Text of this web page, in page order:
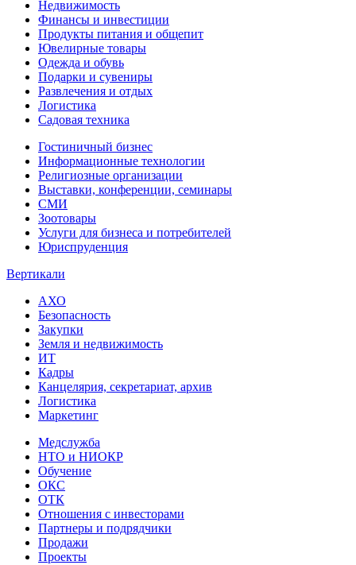
Недвижимость
Финансы и инвестиции
Продукты питания и общепит
Ювелирные товары
Одежда и обувь
Подарки и сувениры
Развлечения и отдых
Логистика
Садовая техника
Гостиничный бизнес
Информационные технологии
Религиозные организации
Выставки, конференции, семинары
СМИ
Зоотовары
Услуги для бизнеса и потребителей
Юриспруденция
Вертикали
АХО
Безопасность
Закупки
Земля и недвижимость
ИТ
Кадры
Канцелярия, секретариат, архив
Логистика
Маркетинг
Медслужба
НТО и НИОКР
Обучение
ОКС
ОТК
Отношения с инвесторами
Партнеры и подрядчики
Продажи
Проекты